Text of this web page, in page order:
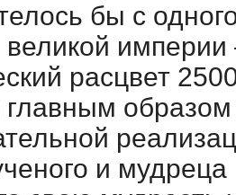
бы с
империи
расцвет
главным
и